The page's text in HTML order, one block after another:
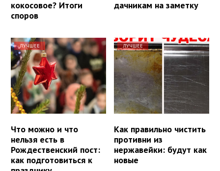
кокосовое? Итоги
споров
дачникам на заметку
ЛУЧШЕЕ
Что можно и что
нельзя есть в
Рождественский пост:
как подготовиться к
ЛУЧШЕЕ
Как правильно чистить
противни из
нержавейки: будут как
новые